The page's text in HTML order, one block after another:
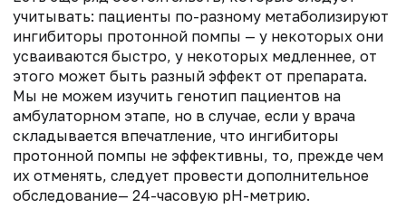
учитывать: пациенты по-разному метаболизируют
ингибиторы протонной помпы — у некоторых они
усваиваются быстро, у некоторых медленнее, от
этого может быть разный эффект от препарата.
Мы не можем изучить генотип пациентов на
амбулаторном этапе, но в случае, если у врача
складывается впечатление, что ингибиторы
протонной помпы не эффективны, то, прежде чем
их отменять, следует провести дополнительное
обследование— 24-часовую рН-метрию.